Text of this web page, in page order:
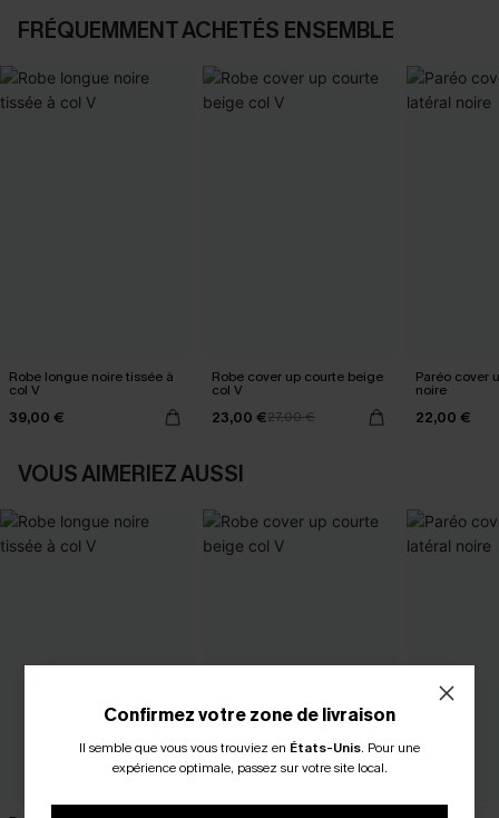
FRÉQUEMMENT ACHETÉS ENSEMBLE
Robe longue noire tissée à
col V
39,00 €
Robe cover up courte beige
col V
23,00 €27,00 €
Paréo cover
noire
22,00 €
VOUS AIMERIEZ AUSSI
Confirmez votre zone de livraison
Il semble que vous vous trouviez en États-Unis. Pour une
expérience optimale, passez sur votre site local.